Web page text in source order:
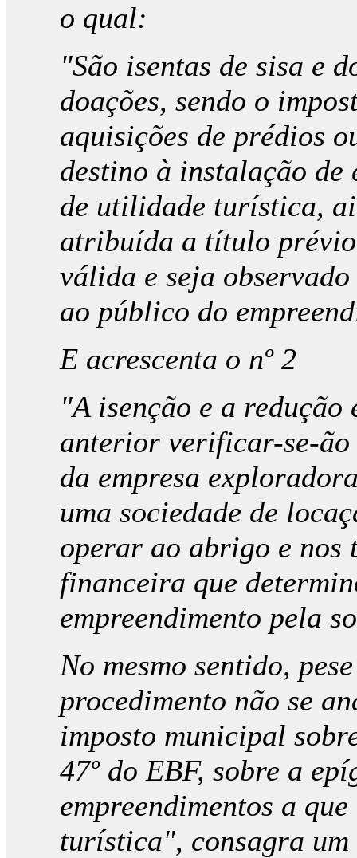
o qual:
"São isentas de sisa e
doações, sendo o
aquisições de prédios
destino à instalação de
de utilidade turística,
atribuída a título
válida e seja
ao público do
E acrescenta o nº 2
"A isenção e a redução
anterior verificar-se-ão
da empresa
uma sociedade de
operar ao abrigo e nos
financeira que
empreendimento pela
No mesmo sentido,
procedimento não se
imposto municipal
47º do EBF, sobre a
empreendimentos a
turística", consagra um